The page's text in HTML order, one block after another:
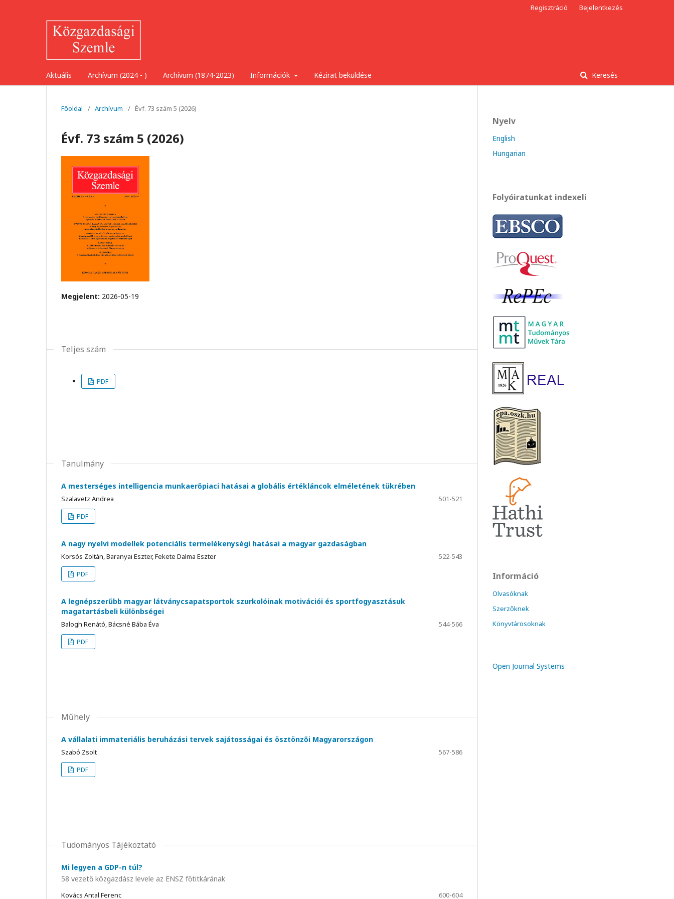
Aktuális Archívum (2024 - ) Archívum (1874-2023) Információk Kézirat beküldése Keresés
Regisztráció Bejelentkezés
Főoldal / Archívum / Évf. 73 szám 5 (2026)
Évf. 73 szám 5 (2026)
Megjelent: 2026-05-19
Teljes szám
PDF
Tanulmány
A mesterséges intelligencia munkaerőpiaci hatásai a globális értékláncok elméletének tükrében
Szalavetz Andrea
501-521
PDF
A nagy nyelvi modellek potenciális termelékenységi hatásai a magyar gazdaságban
Korsós Zoltán, Baranyai Eszter, Fekete Dalma Eszter
522-543
PDF
A legnépszerűbb magyar látványcsapatsportok szurkolóinak motivációi és sportfogyasztásuk
magatartásbeli különbségei
Balogh Renátó, Bácsné Bába Éva
544-566
PDF
Műhely
A vállalati immateriális beruházási tervek sajátosságai és ösztönzői Magyarországon
Szabó Zsolt
567-586
PDF
Tudományos Tájékoztató
Mi legyen a GDP-n túl?
58 vezető közgazdász levele az ENSZ főtitkárának
Kovács Antal Ferenc 600-604
Nyelv
English
Hungarian
Folyóiratunkat indexeli
Információ
Olvasóknak
Szerzőknek
Könyvtárosoknak
Open Journal Systems